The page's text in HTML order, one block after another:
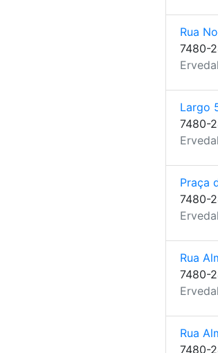
Rua
7480-
Largo
7480-
Praça
7480-
Rua
7480-
Rua
7480-